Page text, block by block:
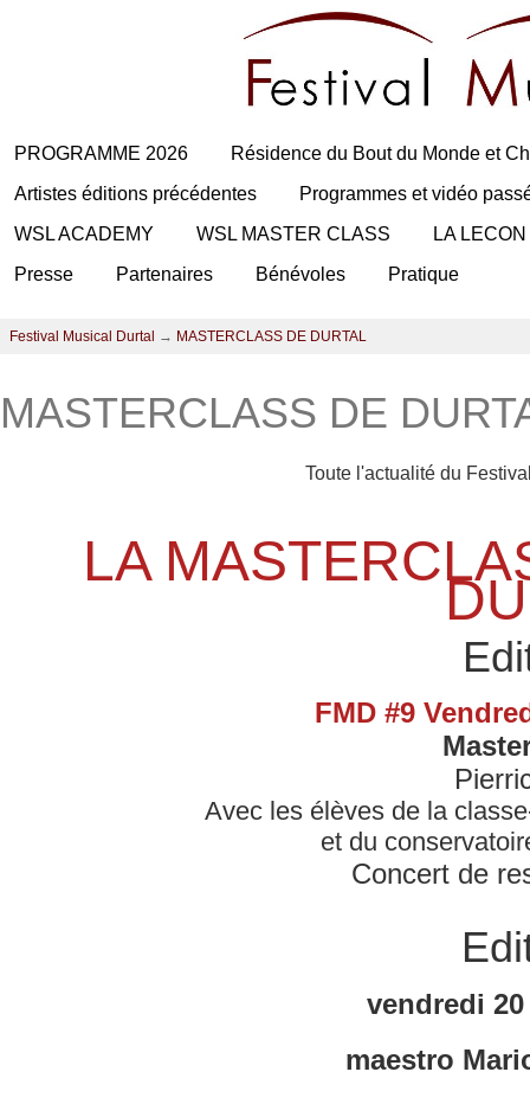
PROGRAMME 2026
Résidence du Bout du Monde et
Artistes éditions précédentes
Programmes et vidéo
WSL ACADEMY
WSL MASTER CLASS
LA
Presse
Partenaires Bénévoles Pratique
Festival Musical Durtal → MASTERCLASS DE DURTAL
MASTERCLASS DE
Toute l'actualité du
LA
FMD #9
Avec les élèves de la
et du
Concert de
vendredi
maestro